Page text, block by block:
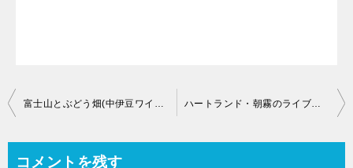
投
富士山とぶどう畑(中伊豆ワイナリーリゾートから)のライブカメラ【静岡県伊豆市下白岩】 ハートランド・朝霧のライブカメラ【静岡県富士宮市根原】
コメントを残す